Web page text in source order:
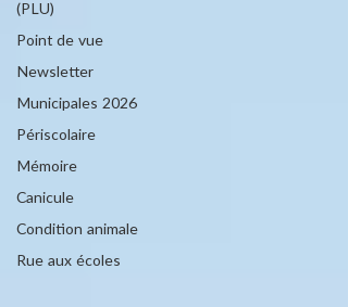
(PLU)
Point de vue
Newsletter
Municipales 2026
Périscolaire
Mémoire
Canicule
Condition animale
Rue aux écoles